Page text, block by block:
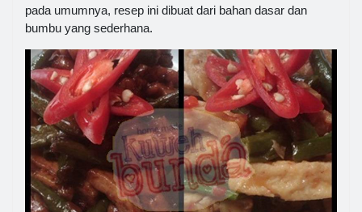
pada umumnya, resep ini dibuat dari bahan dasar dan
bumbu yang sederhana.